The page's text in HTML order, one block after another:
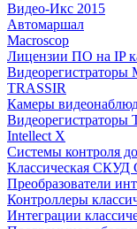
Видео-Икс 2015
Автомаршал
Macroscop
Лицензии ПО на IP
Видеорегистраторы
TRASSIR
Камеры
Видеорегистраторы
Intellect X
Системы контроля
Классическая СКУД
Преобразователи
Контроллеры
Интеграции